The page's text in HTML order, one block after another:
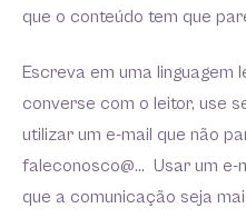
que o conteúdo tem que
Escreva em uma linguagem
converse com o leitor, use
utilizar um e-mail que não
faleconosco@… Usar um e-
que a comunicação seja